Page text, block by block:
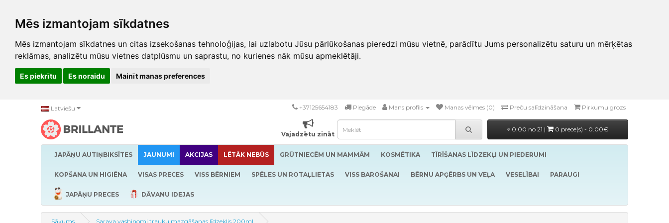
Mēs izmantojam sīkdatnes
Mēs izmantojam sīkdatnes un citas izsekošanas tehnoloģijas, lai uzlabotu Jūsu pārlūkošanas pieredzi mūsu vietnē, parādītu Jums personalizētu saturu un mērķētas
reklāmas, analizētu mūsu vietnes datplūsmu un saprastu, no kurienes nāk mūsu apmeklētāji.
Es piekrītu Es noraidu Mainīt manas preferences
Latviešu +37125654183 Piegāde Mans profils Manas vēlmes (0) Preču salīdzināšana Pirkumu grozs
Vajadzētu zināt
0.00 no 21 | 0 prece(s) - 0.00€
JAPĀŅU AUTIŅBIKSĪTES JAUNUMI AKCIJAS LĒTĀK NEBŪS GRŪTNIECĒM UN MAMMĀM KOSMĒTIKA TĪRĪŠANAS LĪDZEKĻI UN PIEDERUMI
KOPŠANA UN HIGIĒNA VISAS PRECES VISS BĒRNIEM SPĒLES UN ROTAĻLIETAS VISS BAROŠANAI BĒRNU APĢĒRBS UN VEĻA VESELĪBAI PARAUGI
JAPĀŅU PRECES DĀVANU IDEJAS
Sākums Saraya yashinomi trauku mazgāšanas līdzeklis 200ml